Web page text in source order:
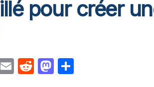
pour créer
E
R
M